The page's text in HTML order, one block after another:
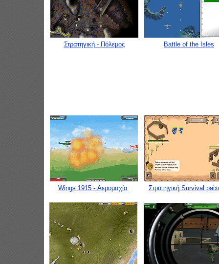
Στρατηγική - Πόλεμος Battle of the Isles
Wings 1915 - Αερομαχία Στρατηγική Survival